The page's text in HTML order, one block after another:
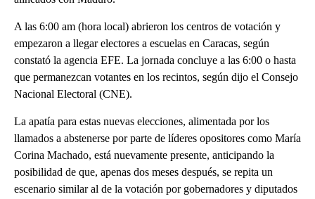
A las 6:00 am (hora local) abrieron los centros de votación y
empezaron a llegar electores a escuelas en Caracas, según
constató la agencia EFE. La jornada concluye a las 6:00 o hasta
que permanezcan votantes en los recintos, según dijo el Consejo
Nacional Electoral (CNE).
La apatía para estas nuevas elecciones, alimentada por los
llamados a abstenerse por parte de líderes opositores como María
Corina Machado, está nuevamente presente, anticipando la
posibilidad de que, apenas dos meses después, se repita un
escenario similar al de la votación por gobernadores y diputados